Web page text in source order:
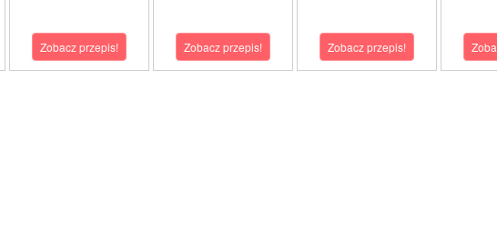
Zobacz przepis! Zobacz przepis! Zobacz przepis!